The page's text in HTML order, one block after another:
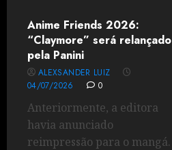
Anime Friends 2026:
“Claymore” será relançado
pela Panini
ALEXSANDER LUIZ
04/07/2026
0
Anteriormente, a editora
havia anunciado
reimpressão para o mangá.